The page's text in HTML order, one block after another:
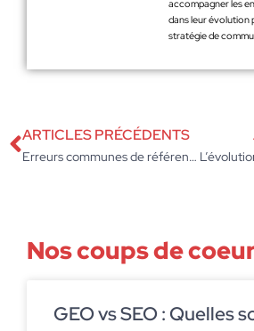
accompagner les
dans leur évolution
stratégie de
ARTICLES PRÉCÉDENTS
Erreurs communes de référencement que font la plupart des blogueurs WordPress
Nos coups de
GEO vs SEO : Quelles